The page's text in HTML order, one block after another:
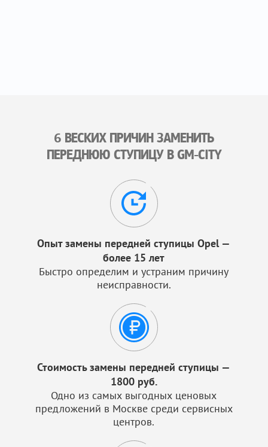
6 ВЕСКИХ ПРИЧИН ЗАМЕНИТЬ
ПЕРЕДНЮЮ СТУПИЦУ В GM-CITY
Опыт замены передней ступицы Opel —
более 15 лет
Быстро определим и устраним причину
неисправности.
Стоимость замены передней ступицы —
1800 руб.
Одно из самых выгодных ценовых
предложений в Москве среди сервисных
центров.